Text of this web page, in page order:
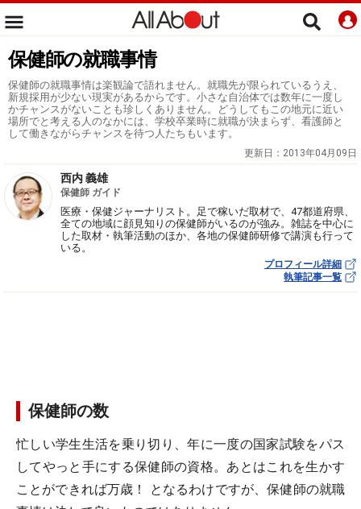
保健師の就職事情
保健師の就職事情は楽観論で語れません。就職先が限られているうえ、
新規採用が少ない現実があるからです。小さな自治体では数年に一度し
かチャンスがないことも珍しくありません。どうしてもこの地元に近い
場所でと考える人のなかには、学校卒業時に就職が決まらず、看護師と
して働きながらチャンスを待つ人たちもいます。
更新日： 2013年04月09日
西内 義雄
保健師 ガイド
医療・保健ジャーナリスト。足で稼いだ取材で、47都道府県、
全ての地域に顔見知りの保健師がいるのが強み。雑誌を中心に
した取材・執筆活動のほか、各地の保健師研修で講演も行って
いる。
プロフィール詳細
執筆記事一覧
保健師の数
忙しい学生生活を乗り切り、年に一度の国家試験をパス
してやっと手にする保健師の資格。あとはこれを生かす
ことができれば万歳！ となるわけですが、保健師の就職